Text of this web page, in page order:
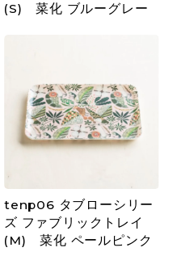
(S) 菜化 ブルーグレー
tenp06 タブローシリー
ズ ファブリックトレイ
(M) 菜化 ペールピンク